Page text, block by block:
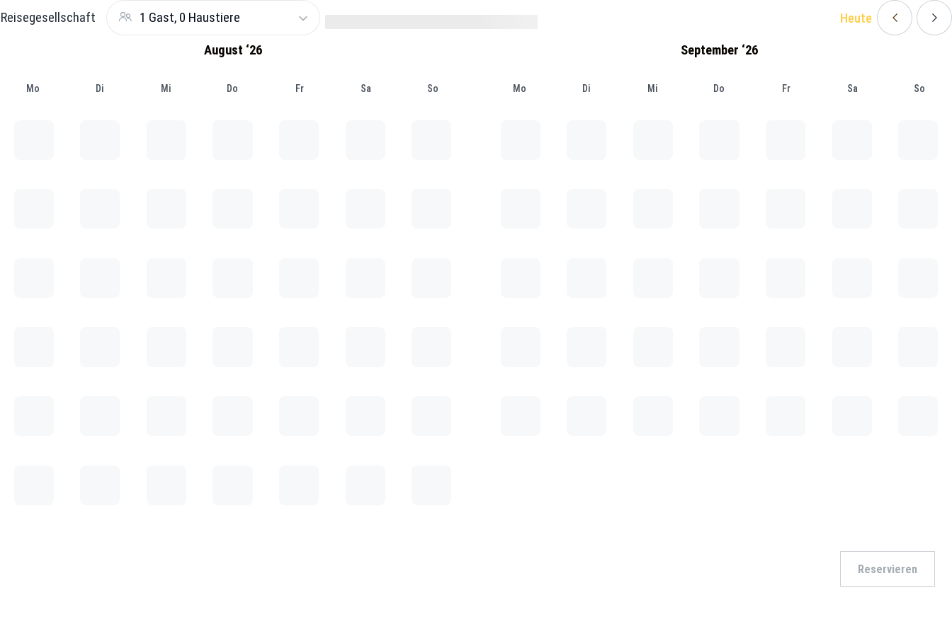
Reisegesellschaft 1 Gast, 0 Haustiere Heute
August ‘26
Mo Di Mi Do Fr Sa So
September ‘26
Mo Di Mi Do Fr Sa So
Reservieren